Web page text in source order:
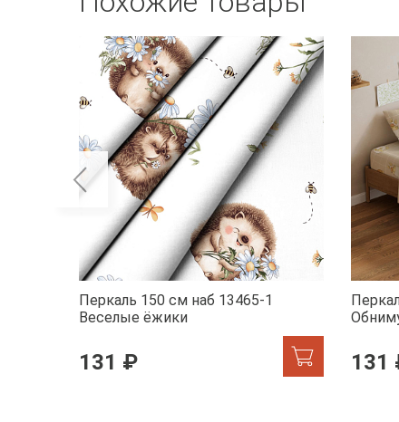
Перкаль 150 см наб 13465-1
Веселые ёжики
131 ₽ 131